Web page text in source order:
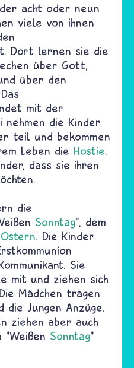
acht oder neun
viele von ihnen
Dort lernen sie die
über Gott,
über den
mit der
nehmen die Kinder
teil und bekommen
Leben die Hostie.
dass sie ihren
die
Sonntag", dem
Ostern. Die Kinder
Sie
mit und ziehen sich
Mädchen tragen
Jungen Anzüge.
ziehen aber auch
"Weißen Sonntag"